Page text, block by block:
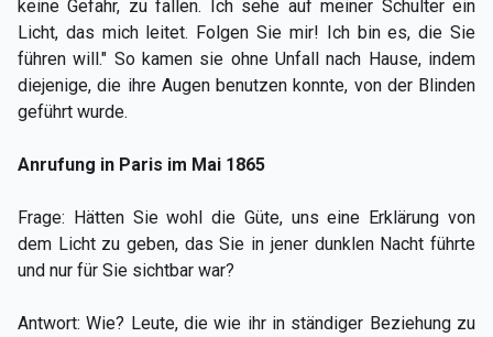
keine Gefahr, zu fallen. Ich sehe auf meiner Schulter ein
Licht, das mich leitet. Folgen Sie mir! Ich bin es, die Sie
führen will." So kamen sie ohne Unfall nach Hause, indem
diejenige, die ihre Augen benutzen konnte, von der Blinden
geführt wurde.
Anrufung in Paris im Mai 1865
Frage: Hätten Sie wohl die Güte, uns eine Erklärung von
dem Licht zu geben, das Sie in jener dunklen Nacht führte
und nur für Sie sichtbar war?
Antwort: Wie? Leute, die wie ihr in ständiger Beziehung zu